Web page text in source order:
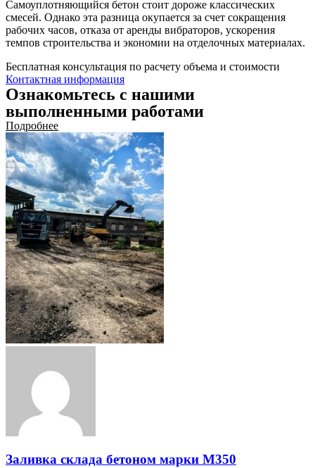
Самоуплотняющийся бетон стоит дороже классических
смесей. Однако эта разница окупается за счет сокращения
рабочих часов, отказа от аренды вибраторов, ускорения
темпов строительства и экономии на отделочных материалах.
Бесплатная консультация по расчету объема и стоимости
Контактная информация
Ознакомьтесь с нашими
выполненными работами
Подробнее
Заливка склада бетоном марки М350